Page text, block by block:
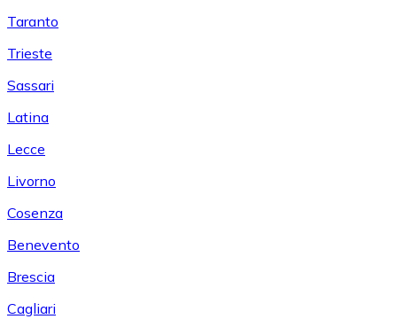
Taranto
Trieste
Sassari
Latina
Lecce
Livorno
Cosenza
Benevento
Brescia
Cagliari